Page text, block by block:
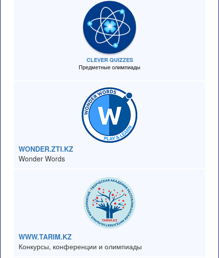
CLEVER QUIZZES
Предметные олимпиады
WONDER.ZTI.KZ
Wonder Words
WWW.TARIM.KZ
Конкурсы, конференции и олимпиады